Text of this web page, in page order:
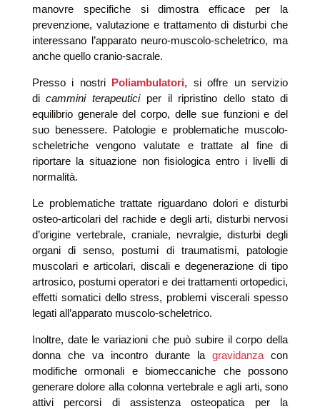
manovre specifiche si dimostra efficace per la
prevenzione, valutazione e trattamento di disturbi che
interessano l’apparato neuro-muscolo-scheletrico, ma
anche quello cranio-sacrale.
Presso i nostri Poliambulatori, si offre un servizio
dicammini terapeuticiper il ripristino dello stato di
equilibrio generale del corpo, delle sue funzioni e del
suo benessere. Patologie e problematiche muscolo-
scheletriche vengono valutate e trattate al fine di
riportare la situazione non fisiologica entro i livelli di
normalità.
Le problematiche trattate riguardano dolori e disturbi
osteo-articolari del rachide e degli arti, disturbi nervosi
d’origine vertebrale, craniale, nevralgie, disturbi degli
organi di senso, postumi di traumatismi, patologie
muscolari e articolari, discali e degenerazione di tipo
artrosico, postumi operatori e dei trattamenti ortopedici,
effetti somatici dello stress, problemi viscerali spesso
legati all’apparato muscolo-scheletrico.
Inoltre, date le variazioni che può subire il corpo della
donna che va incontro durante lagravidanza con
modifiche ormonali e biomeccaniche che possono
generare dolore alla colonna vertebrale e agli arti, sono
attivi percorsi di assistenza osteopatica per la